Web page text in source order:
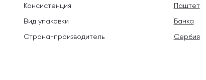
Консистенция
Паштет
Вид упаковки
Банка
Страна-производитель
Сербия